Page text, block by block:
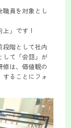
員を対象とし
」です！
階として社内
して「会話」が
は、価値観の
ることにフォ